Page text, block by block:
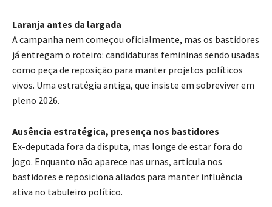
Laranja antes da largada
A campanha nem começou oficialmente, mas os bastidores
já entregam o roteiro: candidaturas femininas sendo usadas
como peça de reposição para manter projetos políticos
vivos. Uma estratégia antiga, que insiste em sobreviver em
pleno 2026.
Ausência estratégica, presença nos bastidores
Ex-deputada fora da disputa, mas longe de estar fora do
jogo. Enquanto não aparece nas urnas, articula nos
bastidores e reposiciona aliados para manter influência
ativa no tabuleiro político.